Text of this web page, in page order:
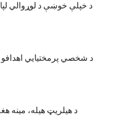
د خپلې خوښې د لوړوالي
د شخصي پرمختیایي اهدافو
د هیلریټ هیله، مینه